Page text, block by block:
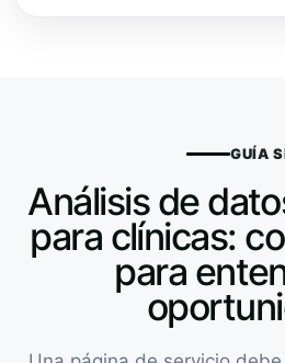
GUÍA
Análisis de
para clínicas:
para